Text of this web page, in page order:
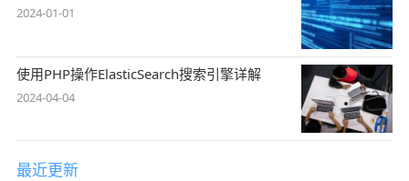
2024-01-01
使用PHP操作ElasticSearch搜索引擎详解
2024-04-04
最近更新